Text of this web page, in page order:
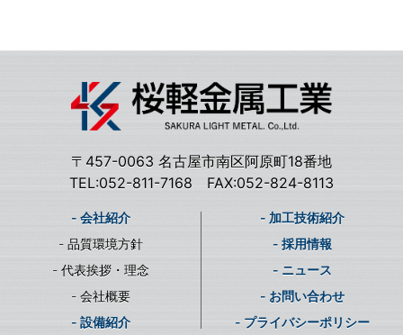
〒457-0063 名古屋市南区阿原町18番地
TEL:052-811-7168 FAX:052-824-8113
- 会社紹介
- 品質環境方針
- 代表挨拶・理念
- 会社概要
- 設備紹介
- 加工技術紹介
- 採用情報
- ニュース
- お問い合わせ
- プライバシーポリシー